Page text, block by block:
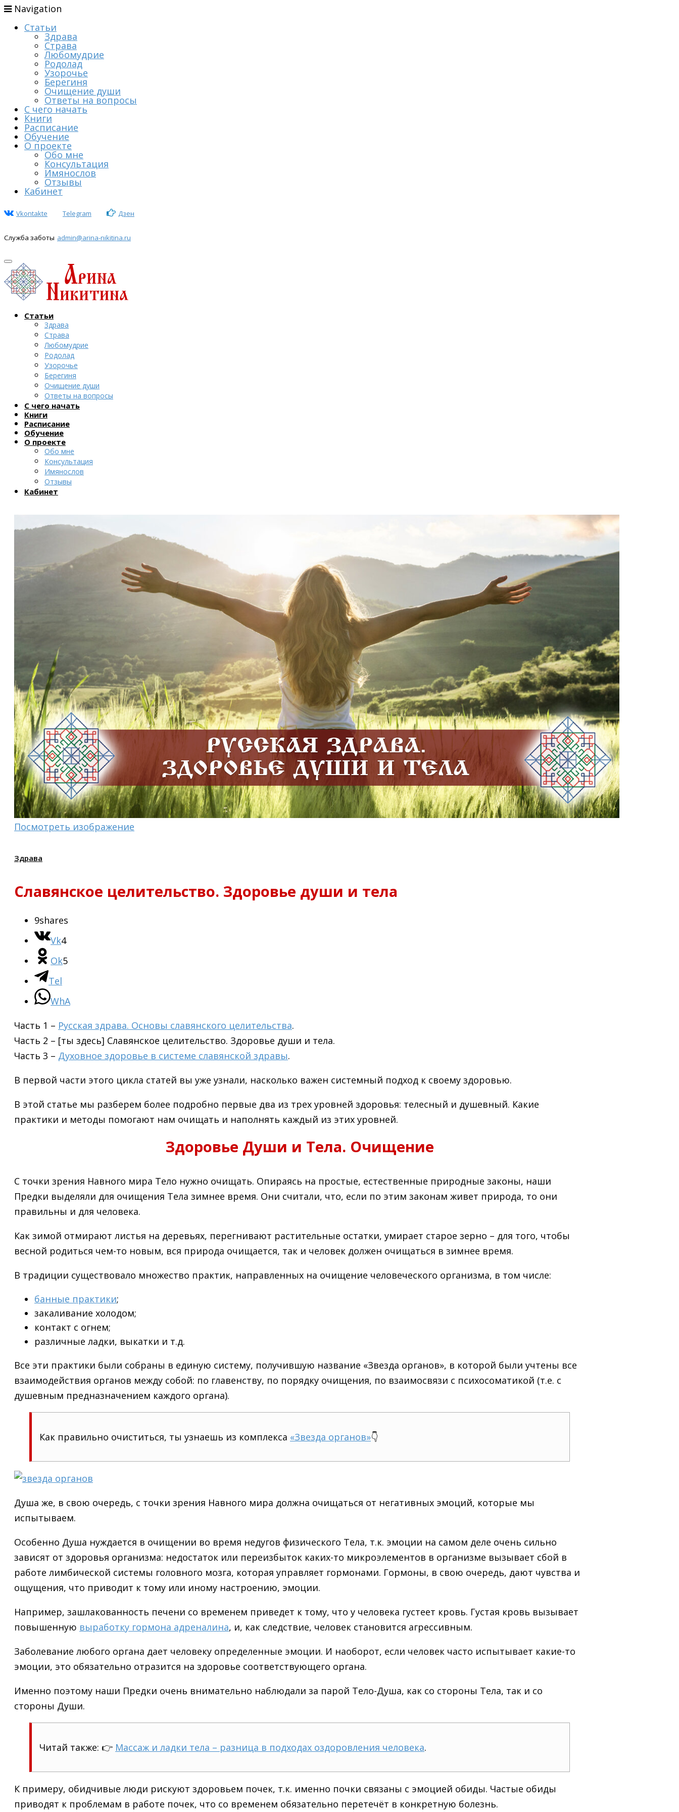
Navigation
Статьи
Здрава
Страва
Любомудрие
Родолад
Узорочье
Берегиня
Очищение души
Ответы на вопросы
С чего начать
Книги
Расписание
Обучение
О проекте
Обо мне
Консультация
Имянослов
Отзывы
Кабинет
Vkontakte Telegram Дзен
Служба заботы admin@arina-nikitina.ru
Статьи
Здрава
Страва
Любомудрие
Родолад
Узорочье
Берегиня
Очищение души
Ответы на вопросы
С чего начать
Книги
Расписание
Обучение
О проекте
Обо мне
Консультация
Имянослов
Отзывы
Кабинет
Посмотреть изображение
Здрава
Славянское целительство. Здоровье души и тела
9shares
Vk4
Ok5
Tel
WhA
Часть 1 – Русская здрава. Основы славянского целительства.
Часть 2 – [ты здесь] Славянское целительство. Здоровье души и тела.
Часть 3 – Духовное здоровье в системе славянской здравы.
В первой части этого цикла статей вы уже узнали, насколько важен системный подход к своему здоровью.
В этой статье мы разберем более подробно первые два из трех уровней здоровья: телесный и душевный. Какие
практики и методы помогают нам очищать и наполнять каждый из этих уровней.
Здоровье Души и Тела. Очищение
С точки зрения Навного мира Тело нужно очищать. Опираясь на простые, естественные природные законы, наши
Предки выделяли для очищения Тела зимнее время. Они считали, что, если по этим законам живет природа, то они
правильны и для человека.
Как зимой отмирают листья на деревьях, перегнивают растительные остатки, умирает старое зерно – для того, чтобы
весной родиться чем-то новым, вся природа очищается, так и человек должен очищаться в зимнее время.
В традиции существовало множество практик, направленных на очищение человеческого организма, в том числе:
банные практики;
закаливание холодом;
контакт с огнем;
различные ладки, выкатки и т.д.
Все эти практики были собраны в единую систему, получившую название «Звезда органов», в которой были учтены все
взаимодействия органов между собой: по главенству, по порядку очищения, по взаимосвязи с психосоматикой (т.е. с
душевным предназначением каждого органа).
Как правильно очиститься, ты узнаешь из комплекса «Звезда органов»👇
Душа же, в свою очередь, с точки зрения Навного мира должна очищаться от негативных эмоций, которые мы
испытываем.
Особенно Душа нуждается в очищении во время недугов физического Тела, т.к. эмоции на самом деле очень сильно
зависят от здоровья организма: недостаток или переизбыток каких-то микроэлементов в организме вызывает сбой в
работе лимбической системы головного мозга, которая управляет гормонами. Гормоны, в свою очередь, дают чувства и
ощущения, что приводит к тому или иному настроению, эмоции.
Например, зашлакованность печени со временем приведет к тому, что у человека густеет кровь. Густая кровь вызывает
повышенную выработку гормона адреналина, и, как следствие, человек становится агрессивным.
Заболевание любого органа дает человеку определенные эмоции. И наоборот, если человек часто испытывает какие-то
эмоции, это обязательно отразится на здоровье соответствующего органа.
Именно поэтому наши Предки очень внимательно наблюдали за парой Тело-Душа, как со стороны Тела, так и со
стороны Души.
Читай также: 👉 Массаж и ладки тела – разница в подходах оздоровления человека.
К примеру, обидчивые люди рискуют здоровьем почек, т.к. именно почки связаны с эмоцией обиды. Частые обиды
приводят к проблемам в работе почек, что со временем обязательно перетечёт в конкретную болезнь.